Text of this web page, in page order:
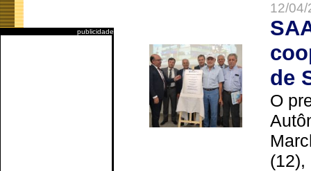
publicidade
12/
de
O
(12),